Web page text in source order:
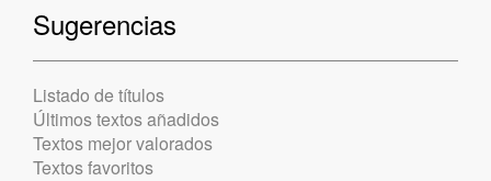
Sugerencias
Listado de títulos
Últimos textos añadidos
Textos mejor valorados
Textos favoritos